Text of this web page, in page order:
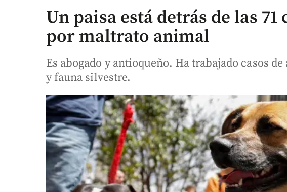
Un paisa está detrás de las 71
por maltrato animal
Es abogado y antioqueño. Ha trabajado casos
y fauna silvestre.